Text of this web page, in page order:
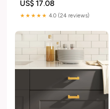
US$ 17.08
★★★★★ 4.0 (24 reviews)